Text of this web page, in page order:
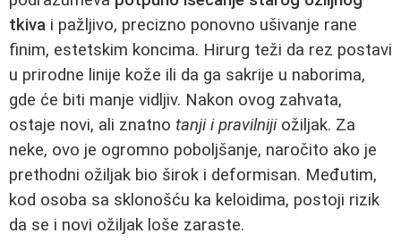
tkiva i pažljivo, precizno ponovno ušivanje rane
finim, estetskim koncima. Hirurg teži da rez postavi
u prirodne linije kože ili da ga sakrije u naborima,
gde će biti manje vidljiv. Nakon ovog zahvata,
ostaje novi, ali znatno tanji i pravilnijiožiljak. Za
neke, ovo je ogromno poboljšanje, naročito ako je
prethodni ožiljak bio širok i deformisan. Međutim,
kod osoba sa sklonošću ka keloidima, postoji rizik
da se i novi ožiljak loše zaraste.